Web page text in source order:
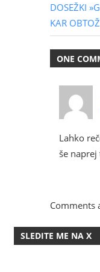
Next
Post:
DOSEŽKI
KAR
ONE
Lahko
še naprej
Comments
SLEDITE ME NA X